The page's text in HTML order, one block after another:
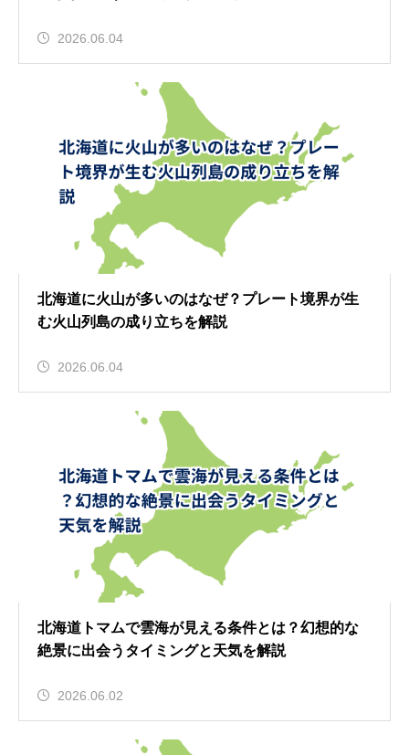
2026.06.04
北海道に火山が多いのはなぜ？プレート境界が生
む火山列島の成り立ちを解説
2026.06.04
北海道トマムで雲海が見える条件とは？幻想的な
絶景に出会うタイミングと天気を解説
2026.06.02